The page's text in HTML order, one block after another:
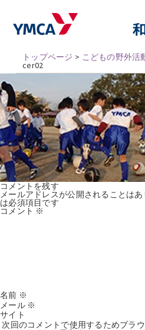
トップページ > こどもの野外活
cer02
コメントを残す
メールアドレスが公開されることはあ
は必須項目です
コメント ※
名前 ※
メール ※
サイト
次回のコメントで使用するためブラ